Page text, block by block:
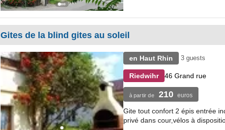
Gites de la blind gites au soleil
en Haut Rhin 3 guests
Riedwihr 46 Grand rue
à partir de 210 euros
Gite tout confort 2 épis entrée
privé dans cour,vélos à